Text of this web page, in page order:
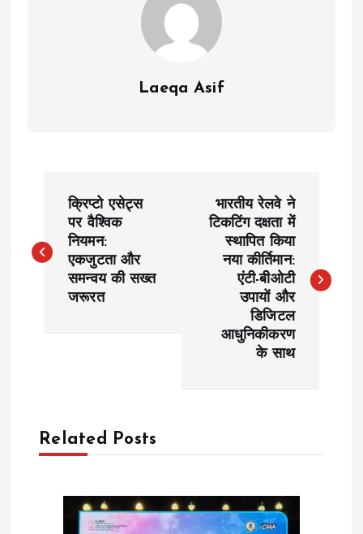
Laeqa Asif
s
v
क्रिप्टो एसेट्स
पर वैश्विक
नियमन:
एकजुटता और
समन्वय की सख्त
जरूरत
भारतीय रेलवे ने
टिकटिंग दक्षता में
स्थापित किया
नया कीर्तिमान:
एंटी-बीओटी
उपायों और
डिजिटल
आधुनिकीकरण
के साथ
Related Posts